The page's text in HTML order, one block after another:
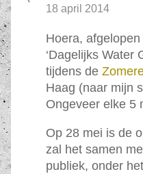
18 april 2014
Hoera,
‘Dagelijks Water
tijdens de
Haag (naar mijn
Ongeveer elke 5
Op 28 mei is de
zal het samen
publiek, onder